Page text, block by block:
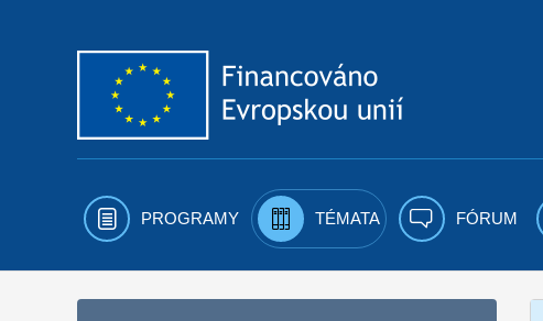
PROGRAMY TÉMATA FÓRUM